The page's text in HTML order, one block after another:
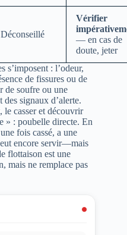
Déconseillé
Vérifier
— en cas de
doute, jeter
s’imposent : l’odeur,
de fissures ou de
de soufre ou une
signaux d’alerte.
le casser et découvrir
» : poubelle directe. En
fois cassé, a une
encore servir—mais
flottaison est une
mais ne remplace pas